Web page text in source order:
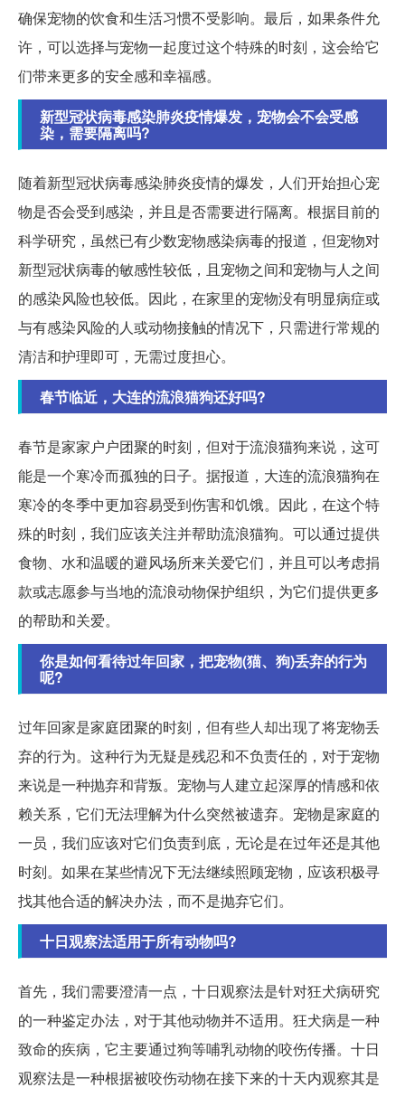
确保宠物的饮食和生活习惯不受影响。最后，如果条件允
许，可以选择与宠物一起度过这个特殊的时刻，这会给它
们带来更多的安全感和幸福感。
新型冠状病毒感染肺炎疫情爆发，宠物会不会受感
染，需要隔离吗?
随着新型冠状病毒感染肺炎疫情的爆发，人们开始担心宠
物是否会受到感染，并且是否需要进行隔离。根据目前的
科学研究，虽然已有少数宠物感染病毒的报道，但宠物对
新型冠状病毒的敏感性较低，且宠物之间和宠物与人之间
的感染风险也较低。因此，在家里的宠物没有明显病症或
与有感染风险的人或动物接触的情况下，只需进行常规的
清洁和护理即可，无需过度担心。
春节临近，大连的流浪猫狗还好吗?
春节是家家户户团聚的时刻，但对于流浪猫狗来说，这可
能是一个寒冷而孤独的日子。据报道，大连的流浪猫狗在
寒冷的冬季中更加容易受到伤害和饥饿。因此，在这个特
殊的时刻，我们应该关注并帮助流浪猫狗。可以通过提供
食物、水和温暖的避风场所来关爱它们，并且可以考虑捐
款或志愿参与当地的流浪动物保护组织，为它们提供更多
的帮助和关爱。
你是如何看待过年回家，把宠物(猫、狗)丢弃的行为
呢?
过年回家是家庭团聚的时刻，但有些人却出现了将宠物丢
弃的行为。这种行为无疑是残忍和不负责任的，对于宠物
来说是一种抛弃和背叛。宠物与人建立起深厚的情感和依
赖关系，它们无法理解为什么突然被遗弃。宠物是家庭的
一员，我们应该对它们负责到底，无论是在过年还是其他
时刻。如果在某些情况下无法继续照顾宠物，应该积极寻
找其他合适的解决办法，而不是抛弃它们。
十日观察法适用于所有动物吗?
首先，我们需要澄清一点，十日观察法是针对狂犬病研究
的一种鉴定办法，对于其他动物并不适用。狂犬病是一种
致命的疾病，它主要通过狗等哺乳动物的咬伤传播。十日
观察法是一种根据被咬伤动物在接下来的十天内观察其是